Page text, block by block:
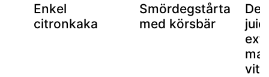
Enkel
citronkaka
Smördegstårta
med körsbär